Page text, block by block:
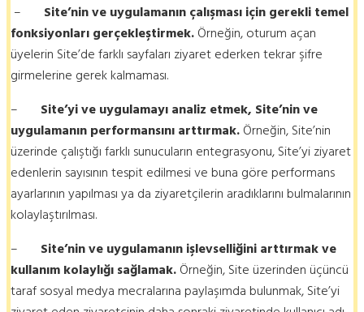
– Site’nin ve uygulamanın çalışması için gerekli temel
fonksiyonları gerçekleştirmek.Örneğin, oturum açan
üyelerin Site’de farklı sayfaları ziyaret ederken tekrar şifre
girmelerine gerek kalmaması.
– Site’yi ve uygulamayı analiz etmek, Site’nin ve
uygulamanın performansını arttırmak.Örneğin, Site’nin
üzerinde çalıştığı farklı sunucuların entegrasyonu, Site’yi ziyaret
edenlerin sayısının tespit edilmesi ve buna göre performans
ayarlarının yapılması ya da ziyaretçilerin aradıklarını bulmalarının
kolaylaştırılması.
– Site’nin ve uygulamanın işlevselliğini arttırmak ve
kullanım kolaylığı sağlamak.Örneğin, Site üzerinden üçüncü
taraf sosyal medya mecralarına paylaşımda bulunmak, Site’yi